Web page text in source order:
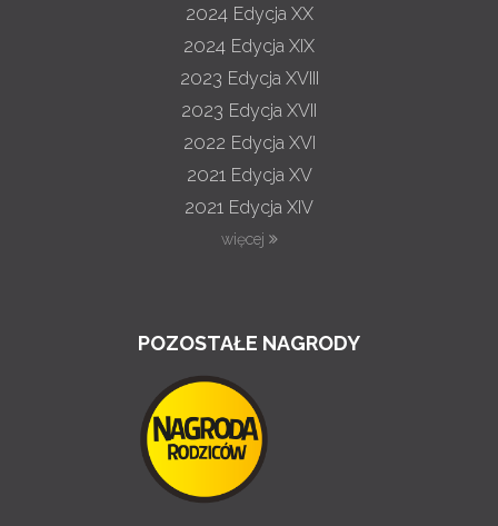
2024 Edycja XX
2024 Edycja XIX
2023 Edycja XVIII
2023 Edycja XVII
2022 Edycja XVI
2021 Edycja XV
2021 Edycja XIV
więcej
POZOSTAŁE NAGRODY